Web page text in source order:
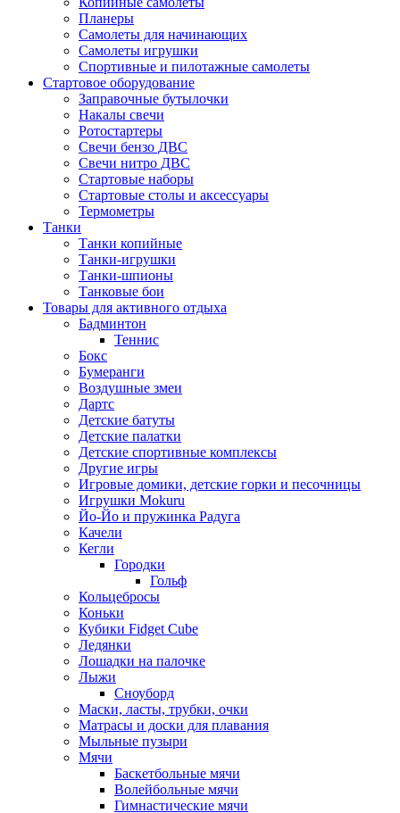
Планеры
Самолеты для начинающих
Самолеты игрушки
Спортивные и пилотажные самолеты
Стартовое оборудование
Заправочные бутылочки
Накалы свечи
Ротостартеры
Свечи бензо ДВС
Свечи нитро ДВС
Стартовые наборы
Стартовые столы и аксессуары
Термометры
Танки
Танки копийные
Танки-игрушки
Танки-шпионы
Танковые бои
Товары для активного отдыха
Бадминтон
Теннис
Бокс
Бумеранги
Воздушные змеи
Дартс
Детские батуты
Детские палатки
Детские спортивные комплексы
Другие игры
Игровые домики, детские горки и песочницы
Игрушки Mokuru
Йо-Йо и пружинка Радуга
Качели
Кегли
Городки
Гольф
Кольцебросы
Коньки
Кубики Fidget Cube
Ледянки
Лошадки на палочке
Лыжи
Сноуборд
Маски, ласты, трубки, очки
Матрасы и доски для плавания
Мыльные пузыри
Мячи
Баскетбольные мячи
Волейбольные мячи
Гимнастические мячи